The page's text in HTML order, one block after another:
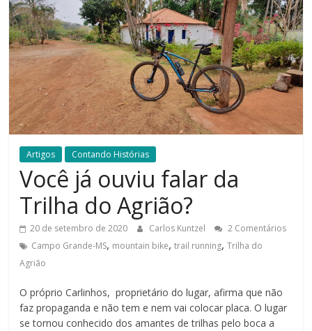
Artigos Contando Histórias
Você já ouviu falar da
Trilha do Agrião?
20 de setembro de 2020 Carlos Kuntzel
2 Comentários
Campo Grande-MS, mountain bike,trail running,Trilha do
Agrião
O próprio Carlinhos, proprietário do lugar, afirma que não
faz propaganda e não tem e nem vai colocar placa. O lugar
se tornou conhecido dos amantes de trilhas pelo boca a